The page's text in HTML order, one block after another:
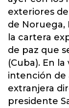
exteriores
de Noruega,
la cartera
de paz que
(Cuba). En
intención de
extranjera
presidente